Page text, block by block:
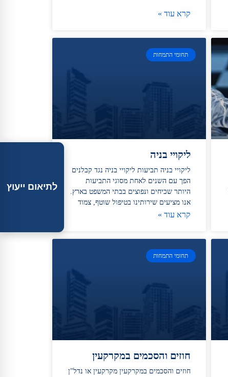
קרא עוד »
תחומי התמחות
ליקויי בניה
ליקויי בניה תביעות ליקויי בניה נגד קבלנים
הפך עם השנים לאחת מסוגי התביעות
היותר שכיחים ונפוצים בבתי המשפט בארץ.
אנו מציעים שירותינו בטיפול שוטף, צמוד
קרא עוד »
תחומי התמחות
חוזים והסכמים במקרקעין
חוזים והסכמים במקרקעין מקרקעין או נדל"ן
לתיאום ייעוץ